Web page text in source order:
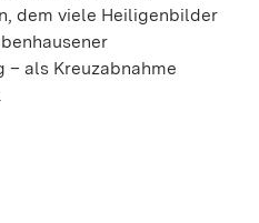
dem viele Heiligenbilder
– als Kreuzabnahme